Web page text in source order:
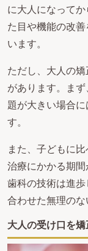
に大人になって
た目や機能の改
います。
ただし、大人の
があります。ま
題が大きい場合
す。
また、子どもに
治療にかかる期間
歯科の技術は進
合わせた無理のな
大人の受け口を